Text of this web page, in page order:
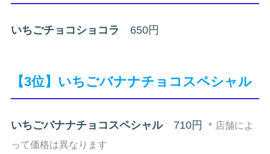
いちごチョコショコラ 650円
【3位】いちごバナナチョコスペシャル
いちごバナナチョコスペシャル710円
＊店舗によ
って価格は異なります